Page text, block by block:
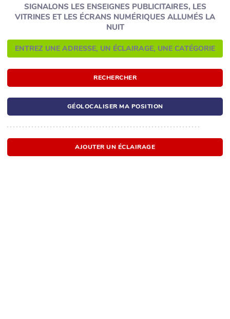
SIGNALONS LES ENSEIGNES PUBLICITAIRES, LES
VITRINES ET LES ÉCRANS NUMÉRIQUES ALLUMÉS LA
NUIT
RECHERCHER
GÉOLOCALISER MA POSITION
AJOUTER UN ÉCLAIRAGE